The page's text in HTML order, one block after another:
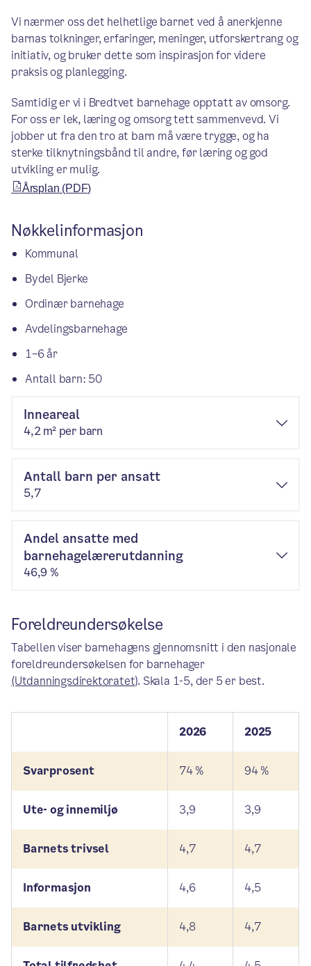
Vi nærmer oss det helhetlige barnet ved å anerkjenne
barnas tolkninger, erfaringer, meninger, utforskertrang og
initiativ, og bruker dette som inspirasjon for videre
praksis og planlegging.
Samtidig er vi i Bredtvet barnehage opptatt av omsorg.
For oss er lek, læring og omsorg tett sammenvevd. Vi
jobber ut fra den tro at barn må være trygge, og ha
sterke tilknytningsbånd til andre, før læring og god
utvikling er mulig.
Årsplan (PDF)
Nøkkelinformasjon
Kommunal
Bydel Bjerke
Ordinær barnehage
Avdelingsbarnehage
1–6 år
Antall barn: 50
Inneareal
4,2 m² per barn
Antall barn per ansatt
5,7
Andel ansatte med
barnehagelærerutdanning
46,9 %
Foreldreundersøkelse
Tabellen viser barnehagens gjennomsnitt i den nasjonale
foreldreundersøkelsen for barnehager
(Utdanningsdirektoratet). Skala 1-5, der 5 er best.
2026 2025
Svarprosent 74 % 94 %
Ute- og innemiljø 3,9 3,9
Barnets trivsel 4,7 4,7
Informasjon 4,6 4,5
Barnets utvikling 4,8 4,7